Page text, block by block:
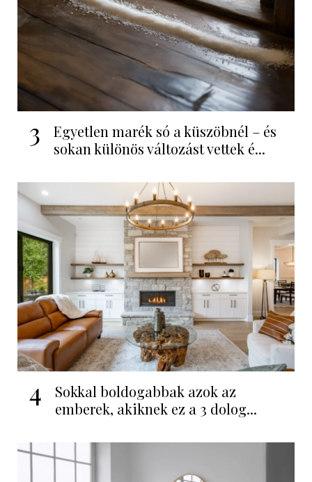
3
Egyetlen marék só a küszöbnél – és
sokan különös változást vettek é...
4
Sokkal boldogabbak azok az
emberek, akiknek ez a 3 dolog...